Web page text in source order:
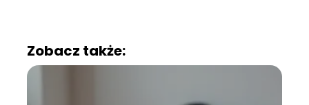
Zobacz także: